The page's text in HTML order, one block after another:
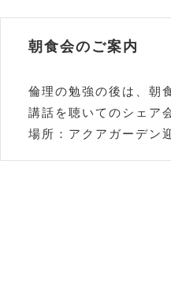
朝食会のご案内
倫理の勉強の後は、朝
講話を聴いてのシェア
場所：アクアガーデ